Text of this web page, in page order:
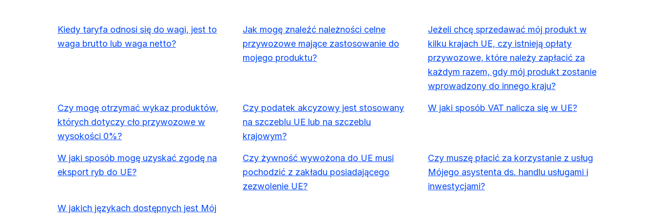
Kiedy taryfa odnosi się do wagi, jest to
waga brutto lub waga netto?
Jak mogę znaleźć należności celne
przywozowe mające zastosowanie do
mojego produktu?
Jeżeli chcę sprzedawać mój produkt w
kilku krajach UE, czy istnieją opłaty
przywozowe, które należy zapłacić za
każdym razem, gdy mój produkt zostanie
wprowadzony do innego kraju?
Czy mogę otrzymać wykaz produktów,
których dotyczy cło przywozowe w
wysokości 0%?
Czy podatek akcyzowy jest stosowany
na szczeblu UE lub na szczeblu
krajowym?
W jaki sposób VAT nalicza się w UE?
W jaki sposób mogę uzyskać zgodę na
eksport ryb do UE?
Czy żywność wywożona do UE musi
pochodzić z zakładu posiadającego
zezwolenie UE?
Czy muszę płacić za korzystanie z usług
Mójego asystenta ds. handlu usługami i
inwestycjami?
W jakich językach dostępnych jest Mój